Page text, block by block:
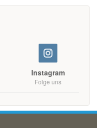
Instagram
Folge uns